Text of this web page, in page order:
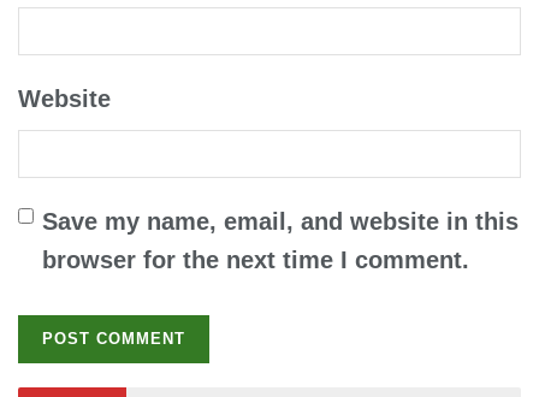
Website
Save my name, email, and website in this
browser for the next time I comment.